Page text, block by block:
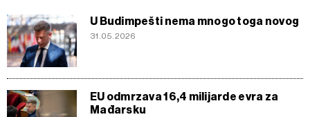
U Budimpešti nema mnogo toga novog
31.05.2026
EU odmrzava 16,4 milijarde evra za
Mađarsku